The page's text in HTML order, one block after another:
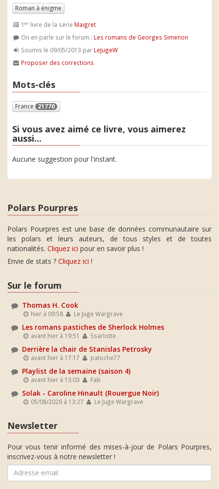
Roman à énigme
1er livre de la série Maigret
On en parle sur le forum : Les romans de Georges Simenon
Soumis le 09/05/2013 par LeJugeW
Proposer des corrections
Mots-clés
France 21770
Si vous avez aimé ce livre, vous aimerez
aussi...
Aucune suggestion pour l'instant.
Polars Pourpres
Polars Pourpres est une base de données communautaire sur
les polars et leurs auteurs, de tous styles et de toutes
nationalités. Cliquez ici pour en savoir plus !
Envie de stats ? Cliquez ici !
Sur le forum
Thomas H. Cook
hier à 09:58 Le Juge Wargrave
Les romans pastiches de Sherlock Holmes
avant hier à 19:51 Ssarlotte
Derrière la chair de Stanislas Petrosky
avant hier à 17:17 patoche77
Playlist de la semaine (saison 4)
avant hier à 13:03 Fab
Solak - Caroline Hinault (Rouergue Noir)
05/08/2026 à 13:27 Le Juge Wargrave
Newsletter
Pour vous tenir informé des mises-à-jour de Polars Pourpres,
inscrivez-vous à notre newsletter !